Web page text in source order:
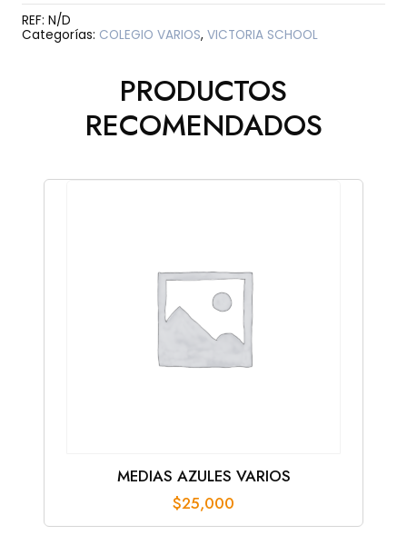
VARIOS
REF: N/D
Categorías: COLEGIO VARIOS, VICTORIA SCHOOL
PRODUCTOS
RECOMENDADOS
MEDIAS AZULES VARIOS
$25,000